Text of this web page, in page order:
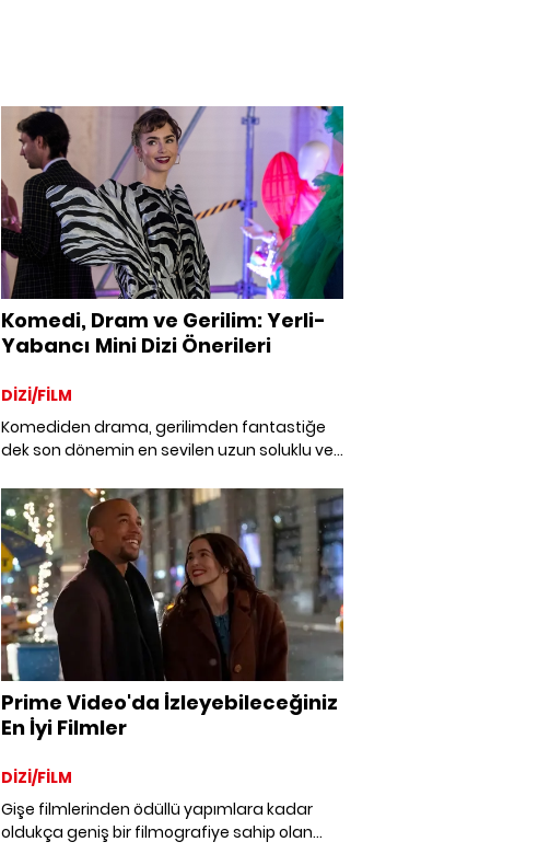
Komedi, Dram ve Gerilim: Yerli-
Yabancı Mini Dizi Önerileri
DİZİ/FİLM
Komediden drama, gerilimden fantastiğe
dek son dönemin en sevilen uzun soluklu ve
Prime Video'da İzleyebileceğiniz
En İyi Filmler
DİZİ/FİLM
Gişe filmlerinden ödüllü yapımlara kadar
oldukça geniş bir filmografiye sahip olan